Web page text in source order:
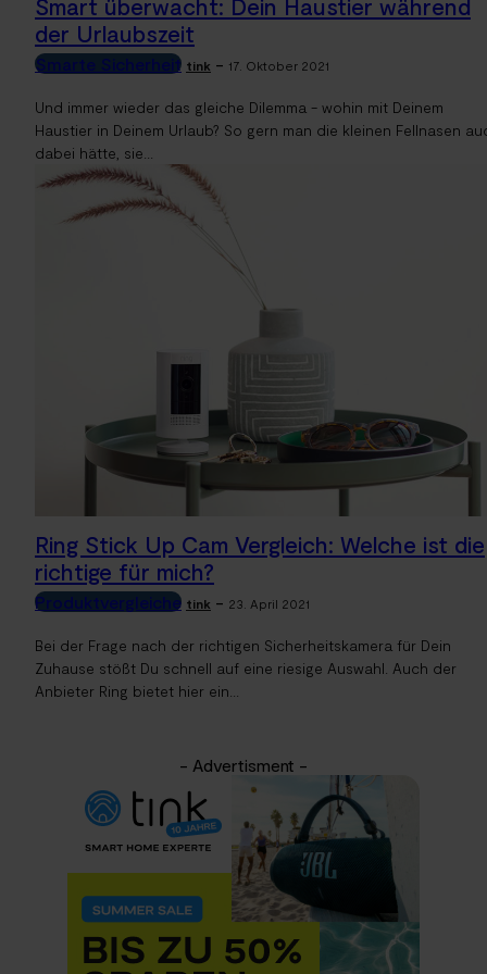
Smart überwacht: Dein Haustier während
der Urlaubszeit
Smarte Sicherheit tink - 17. Oktober 2021
Und immer wieder das gleiche Dilemma - wohin mit Deinem
Haustier in Deinem Urlaub? So gern man die kleinen Fellnasen
dabei hätte, sie...
Ring Stick Up Cam Vergleich: Welche ist die
richtige für mich?
Produktvergleiche tink - 23. April 2021
Bei der Frage nach der richtigen Sicherheitskamera für Dein
Zuhause stößt Du schnell auf eine riesige Auswahl. Auch der
Anbieter Ring bietet hier ein...
- Advertisment -